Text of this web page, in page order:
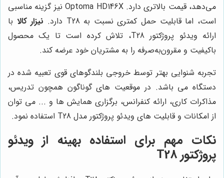
می‌دهد، قیمت بالاتری دارد. Optoma HD146X نیز گزینه مناسبی
است، اما قابلیت حمل کمتری نسبت به T28 دارد.
نیزار کالا با
ارائه ویدئو پروژکتور T28، تلاش کرده است تا یک محصول
باکیفیت و مقرون‌به‌صرفه را به مشتریان خود عرضه کند.
تجربه شنوایی بهتر توسط خروجی بلندگوهای قوی تعبیه شده در
دستگاه می باشد. در موقعیت های گوناگون همچون تدریس،
مذاکرات کاری، ارائه کنفرانس، برگزاری همایش ها و ... می توان
از امکانات و قابلیت های ویدئو پروژکتور مدل T28 استفاده نمود.
نکات مهم برای استفاده بهینه از ویدئو
پروژکتور T28